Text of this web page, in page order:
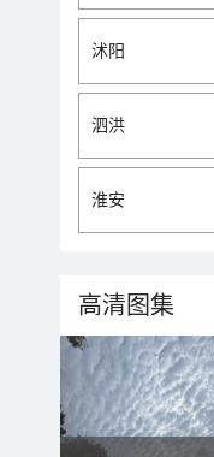
沭阳
泗洪
淮安
高清图集